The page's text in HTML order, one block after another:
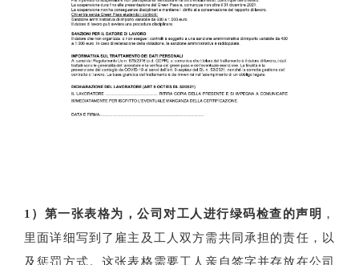
1） 第一张表格为，公司对工人进行绿码检查的声明 ，
里面详细写到了雇主及工人双方需共同承担的责任，以
及惩罚方式。这张表格需要工人亲自签字并存放在公司